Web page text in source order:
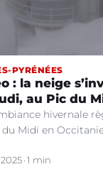
PYRÉNÉES
: la neige
au Pic du
hivernale
du Midi en
1 min